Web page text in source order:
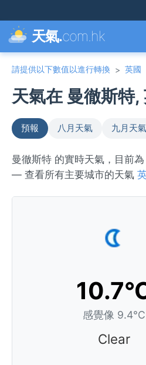
天氣.com.hk
請提供以下數值以進行轉換 > 英國
天氣在 曼徹斯
預報 八月天氣 九月天氣
曼徹斯特 的實時天氣，目前
— 查看所有主要城市的天氣
感覺像 9.4°C
Clear